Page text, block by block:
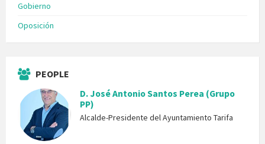
Gobierno
Oposición
PEOPLE
D. José Antonio Santos Perea (Grupo
PP)
Alcalde-Presidente del Ayuntamiento Tarifa